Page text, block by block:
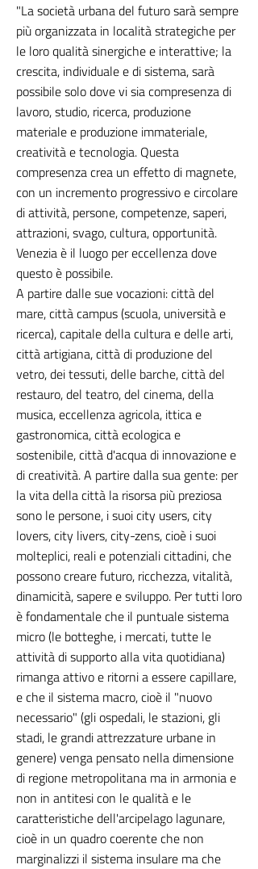
"La società urbana del futuro sarà sempre
più organizzata in località strategiche per
le loro qualità sinergiche e interattive; la
crescita, individuale e di sistema, sarà
possibile solo dove vi sia compresenza di
lavoro, studio, ricerca, produzione
materiale e produzione immateriale,
creatività e tecnologia. Questa
compresenza crea un effetto di magnete,
con un incremento progressivo e circolare
di attività, persone, competenze, saperi,
attrazioni, svago, cultura, opportunità.
Venezia è il luogo per eccellenza dove
questo è possibile.
A partire dalle sue vocazioni: città del
mare, città campus (scuola, università e
ricerca), capitale della cultura e delle arti,
città artigiana, città di produzione del
vetro, dei tessuti, delle barche, città del
restauro, del teatro, del cinema, della
musica, eccellenza agricola, ittica e
gastronomica, città ecologica e
sostenibile, città d'acqua di innovazione e
di creatività. A partire dalla sua gente: per
la vita della città la risorsa più preziosa
sono le persone, i suoi city users, city
lovers, city livers, city-zens, cioè i suoi
molteplici, reali e potenziali cittadini, che
possono creare futuro, ricchezza, vitalità,
dinamicità, sapere e sviluppo. Per tutti loro
è fondamentale che il puntuale sistema
micro (le botteghe, i mercati, tutte le
attività di supporto alla vita quotidiana)
rimanga attivo e ritorni a essere capillare,
e che il sistema macro, cioè il "nuovo
necessario" (gli ospedali, le stazioni, gli
stadi, le grandi attrezzature urbane in
genere) venga pensato nella dimensione
di regione metropolitana ma in armonia e
non in antitesi con le qualità e le
caratteristiche dell'arcipelago lagunare,
cioè in un quadro coerente che non
marginalizzi il sistema insulare ma che